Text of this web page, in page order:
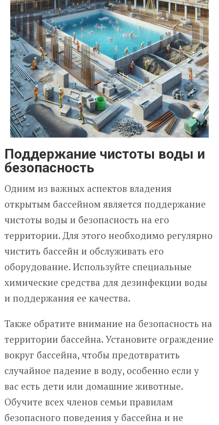
Поддержание чистоты воды и
безопасность
Одним из важных аспектов владения
открытым бассейном является поддержание
чистоты воды и безопасность на его
территории. Для этого необходимо регулярно
чистить бассейн и обслуживать его
оборудование. Используйте специальные
химические средства для дезинфекции воды
и поддержания ее качества.
Также обратите внимание на безопасность на
территории бассейна. Установите ограждение
вокруг бассейна, чтобы предотвратить
случайное падение в воду, особенно если у
вас есть дети или домашние животные.
Обучите всех членов семьи правилам
безопасного поведения у бассейна и не